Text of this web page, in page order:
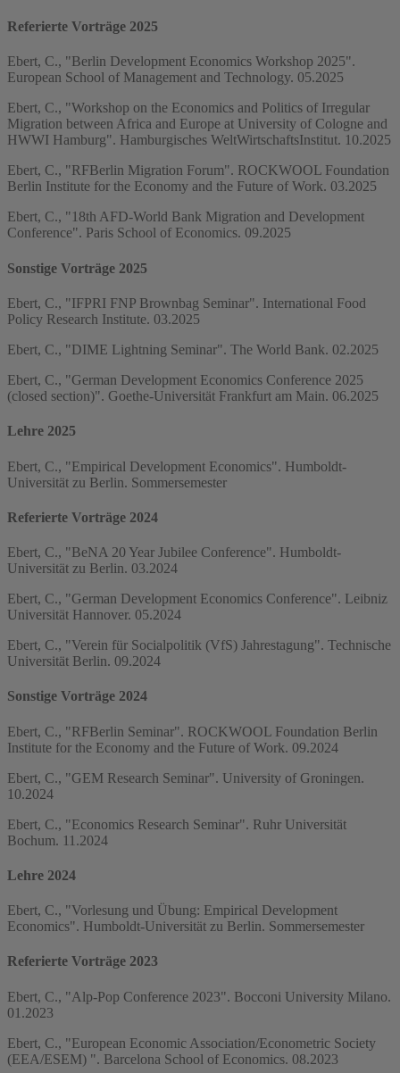
Referierte Vorträge 2025
Ebert, C., "Berlin Development Economics Workshop 2025".
European School of Management and Technology. 05.2025
Ebert, C., "Workshop on the Economics and Politics of Irregular
Migration between Africa and Europe at University of Cologne and
HWWI Hamburg". Hamburgisches WeltWirtschaftsInstitut. 10.2025
Ebert, C., "RFBerlin Migration Forum". ROCKWOOL Foundation
Berlin Institute for the Economy and the Future of Work. 03.2025
Ebert, C., "18th AFD-World Bank Migration and Development
Conference". Paris School of Economics. 09.2025
Sonstige Vorträge 2025
Ebert, C., "IFPRI FNP Brownbag Seminar". International Food
Policy Research Institute. 03.2025
Ebert, C., "DIME Lightning Seminar". The World Bank. 02.2025
Ebert, C., "German Development Economics Conference 2025
(closed section)". Goethe-Universität Frankfurt am Main. 06.2025
Lehre 2025
Ebert, C., "Empirical Development Economics". Humboldt-
Universität zu Berlin. Sommersemester
Referierte Vorträge 2024
Ebert, C., "BeNA 20 Year Jubilee Conference". Humboldt-
Universität zu Berlin. 03.2024
Ebert, C., "German Development Economics Conference". Leibniz
Universität Hannover. 05.2024
Ebert, C., "Verein für Socialpolitik (VfS) Jahrestagung". Technische
Universität Berlin. 09.2024
Sonstige Vorträge 2024
Ebert, C., "RFBerlin Seminar". ROCKWOOL Foundation Berlin
Institute for the Economy and the Future of Work. 09.2024
Ebert, C., "GEM Research Seminar". University of Groningen.
10.2024
Ebert, C., "Economics Research Seminar". Ruhr Universität
Bochum. 11.2024
Lehre 2024
Ebert, C., "Vorlesung und Übung: Empirical Development
Economics". Humboldt-Universität zu Berlin. Sommersemester
Referierte Vorträge 2023
Ebert, C., "Alp-Pop Conference 2023". Bocconi University Milano.
01.2023
Ebert, C., "European Economic Association/Econometric Society
(EEA/ESEM) ". Barcelona School of Economics. 08.2023